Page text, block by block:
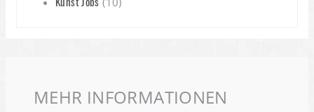
MEHR INFORMATIONEN